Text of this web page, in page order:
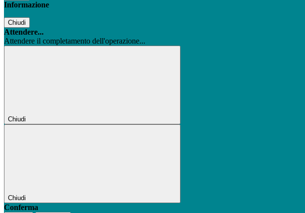
Informazione
Chiudi
Attendere...
Attendere il completamento dell'operazione...
Chiudi
Chiudi
Conferma